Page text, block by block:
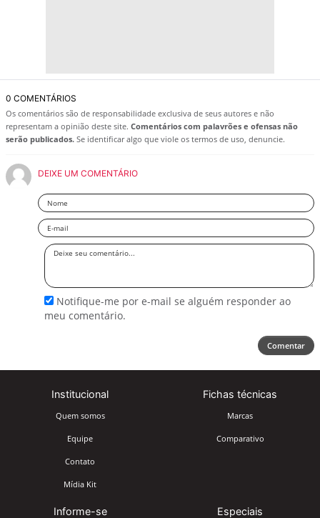
0 COMENTÁRIOS
Os comentários são de responsabilidade exclusiva de seus autores e não
representam a opinião deste site. Comentários com palavrões e ofensas não
serão publicados. Se identificar algo que viole os termos de uso, denuncie.
DEIXE UM COMENTÁRIO
Nome
Email
Deixe
Notifique-me por e-mail se alguém responder ao
meu comentário.
Comentar
Institucional
Quem somos
Equipe
Contato
Mídia Kit
Fichas técnicas
Marcas
Comparativo
Informe-se Especiais